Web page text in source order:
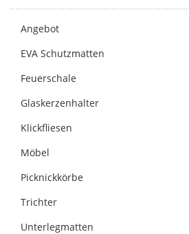
Angebot
EVA Schutzmatten
Feuerschale
Glaskerzenhalter
Klickfliesen
Möbel
Picknickkörbe
Trichter
Unterlegmatten